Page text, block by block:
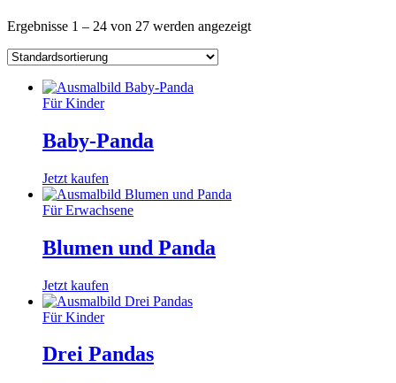
Ergebnisse 1 – 24 von 27 werden angezeigt
Für Kinder
Baby-Panda
Jetzt kaufen
Für Erwachsene
Blumen und Panda
Jetzt kaufen
Für Kinder
Drei Pandas